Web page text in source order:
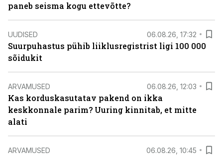
paneb seisma kogu ettevõtte?
UUDISED 06.08.26, 17:32
Suurpuhastus pühib liiklusregistrist ligi 100 000
sõidukit
ARVAMUSED 06.08.26, 12:03
Kas korduskasutatav pakend on ikka
keskkonnale parim? Uuring kinnitab, et mitte
alati
ARVAMUSED 06.08.26, 10:45